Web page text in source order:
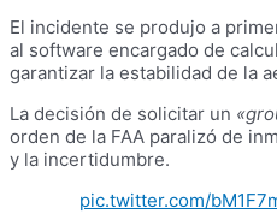
El incidente se produjo a
al software encargado de
garantizar la estabilidad de la
La decisión de solicitar un
orden de la FAA paralizó de
y la incertidumbre.
pic.twitter.com/